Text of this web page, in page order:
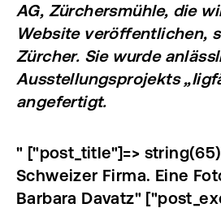
AG, Zürchersmühle, die
Website veröffentlichen,
Zürcher. Sie wurde
Ausstellungsprojekts
angefertigt.
" ["post_title"]=>
Schweizer Firma. Eine
Barbara Davatz"